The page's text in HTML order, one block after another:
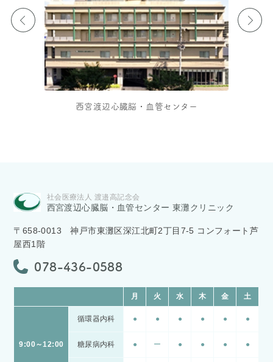
西宮渡辺心臓脳・血管センター
〒658-0013 神戸市東灘区深江北町2丁目7-5 コンフォート芦
屋西1階
078-436-0588
月 火 水 木 金 土
9:00～12:00
循環器内科 ● ● ● ● ● ●
糖尿病内科 ● ー ● ● ● ●